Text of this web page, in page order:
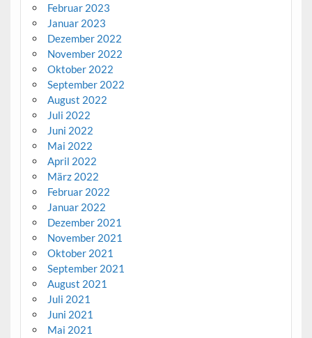
Februar 2023
Januar 2023
Dezember 2022
November 2022
Oktober 2022
September 2022
August 2022
Juli 2022
Juni 2022
Mai 2022
April 2022
März 2022
Februar 2022
Januar 2022
Dezember 2021
November 2021
Oktober 2021
September 2021
August 2021
Juli 2021
Juni 2021
Mai 2021